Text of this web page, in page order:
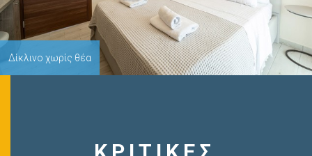
Δίκλινο χωρίς θέα